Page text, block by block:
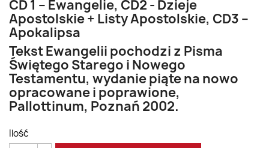
CD 1 – Ewangelie, CD2 - Dzieje
Apostolskie + Listy Apostolskie, CD3 –
Apokalipsa
Tekst Ewangelii pochodzi z Pisma
Świętego Starego i Nowego
Testamentu, wydanie piąte na nowo
opracowane i poprawione,
Pallottinum, Poznań 2002.
Ilość